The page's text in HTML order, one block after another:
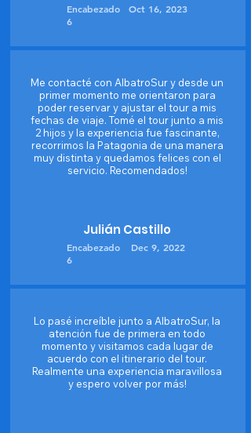
Encabezado
6
Oct 16, 2023
Me contacté con AlbatroSur y desde un
primer momento me orientaron para
poder reservar y ajustar el tour a mis
fechas de viaje. Tomé el tour junto a mis
2 hijos y la experiencia fue fascinante,
recorrimos la Patagonia de una manera
muy distinta y quedamos felices con el
servicio. Recomendados!
Julián Castillo
Encabezado
6
Dec 9, 2022
Lo pasé increíble junto a AlbatroSur, la
atención fue de primera en todo
momento y visitamos cada lugar de
acuerdo con el itinerario del tour.
Realmente una experiencia maravillosa
y espero volver por más!